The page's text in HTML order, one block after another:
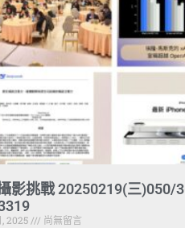
影挑戰 20250219(三)050/
, 2025
尚無留言